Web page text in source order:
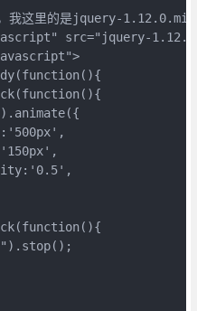
我这里的是jquery-
src="jquery-